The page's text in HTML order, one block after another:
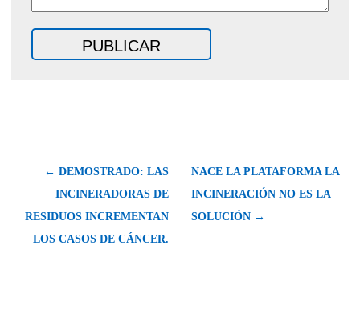
← DEMOSTRADO: LAS
INCINERADORAS DE
RESIDUOS INCREMENTAN
LOS CASOS DE CÁNCER.
NACE LA PLATAFORMA LA
INCINERACIÓN NO ES LA
SOLUCIÓN →